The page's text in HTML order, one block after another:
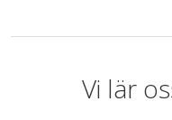
Vi lär